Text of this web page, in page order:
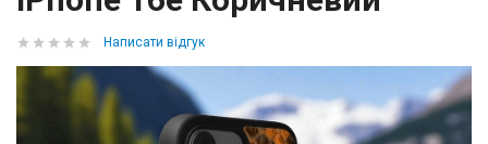
Написати відгук